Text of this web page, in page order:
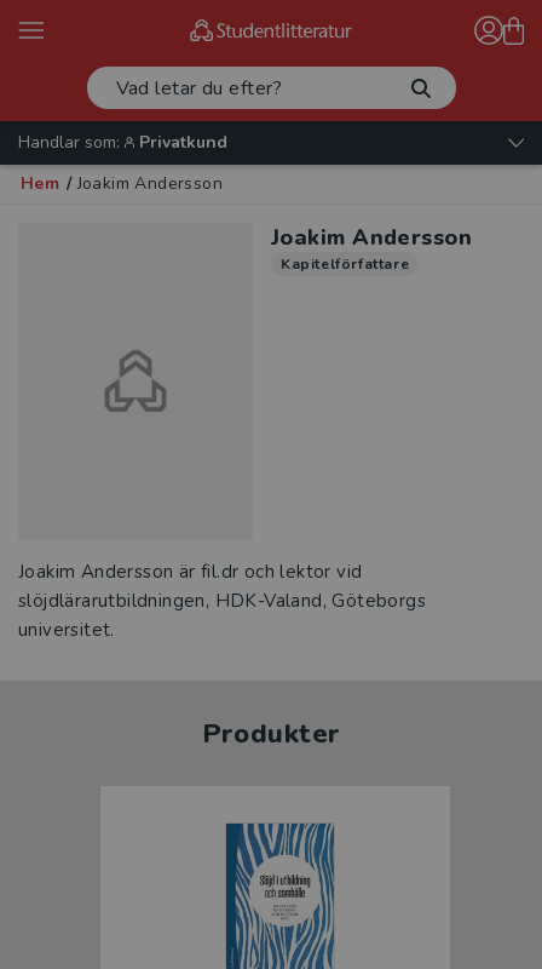
Handlar som:
Privatkund
Hem / Joakim Andersson
Joakim Andersson
Kapitelförfattare
Joakim Andersson är fil.dr och lektor vid
slöjdlärarutbildningen, HDK-Valand, Göteborgs
universitet.
Produkter